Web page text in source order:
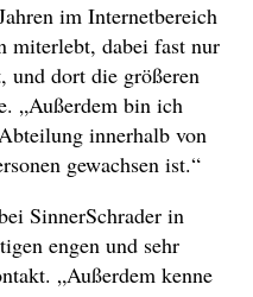
im Internetbereich
miterlebt, dabei fast nur
und dort die größeren
„Außerdem bin ich
innerhalb von
gewachsen ist.“
SinnerSchrader in
engen und sehr
„Außerdem kenne